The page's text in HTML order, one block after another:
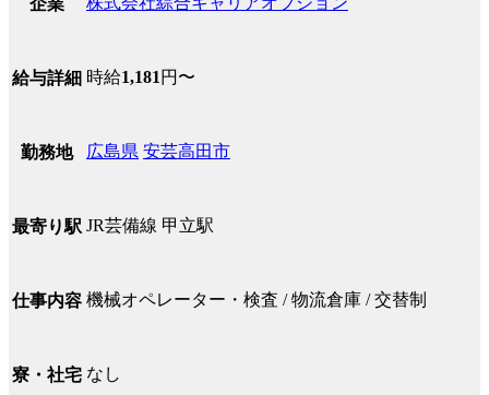
給与詳細 時給1,181 円〜
勤務地 広島県 安芸高田市
最寄り駅 JR芸備線 甲立駅
仕事内容 機械オペレーター・検査 / 物流倉庫 / 交替制
寮・社宅 なし